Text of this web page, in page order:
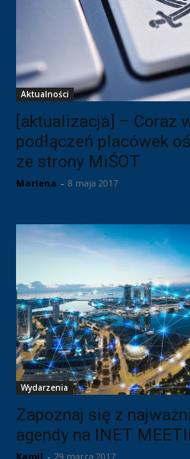
Aktualności
[aktualizacja] – Coraz
podłączeń placówek
ze strony MiŚOT
Marlena - 8 maja 2017
Wydarzenia
Zapoznaj się z
agendy na INET
Kamil - 29 marca 2017